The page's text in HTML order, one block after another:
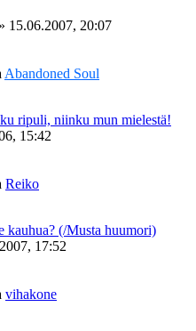
» 15.06.2007, 20:07
Abandoned Soul
ripuli, niinku mun mielestä!
15:42
Reiko
kauhua? (/Musta huumori)
17:52
vihakone